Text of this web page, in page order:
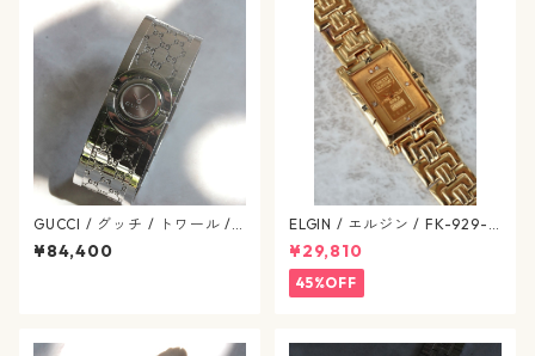
GUCCI / グッチ / トワール /
バングルウォッチ / YA112501
/ クオーツ / SS / リバーシブル
¥84,400
ELGIN / エルジン / FK-929-C
ゴールド / 638-07-elgin
¥29,810
45%OFF